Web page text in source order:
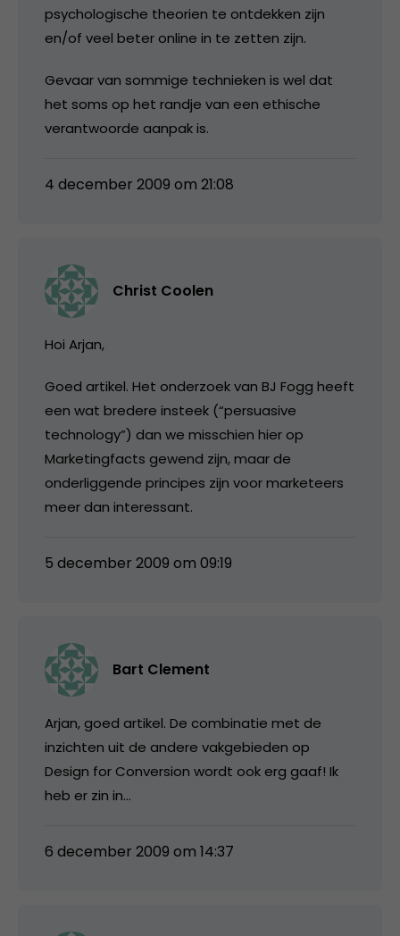
psychologische theorien te ontdekken zijn
en/of veel beter online in te zetten zijn.
Gevaar van sommige technieken is wel dat
het soms op het randje van een ethische
verantwoorde aanpak is.
4 december 2009 om 21:08
Christ Coolen
Hoi Arjan,
Goed artikel. Het onderzoek van BJ Fogg heeft
een wat bredere insteek (“persuasive
technology”) dan we misschien hier op
Marketingfacts gewend zijn, maar de
onderliggende principes zijn voor marketeers
meer dan interessant.
5 december 2009 om 09:19
Bart Clement
Arjan, goed artikel. De combinatie met de
inzichten uit de andere vakgebieden op
Design for Conversion wordt ook erg gaaf! Ik
heb er zin in…
6 december 2009 om 14:37